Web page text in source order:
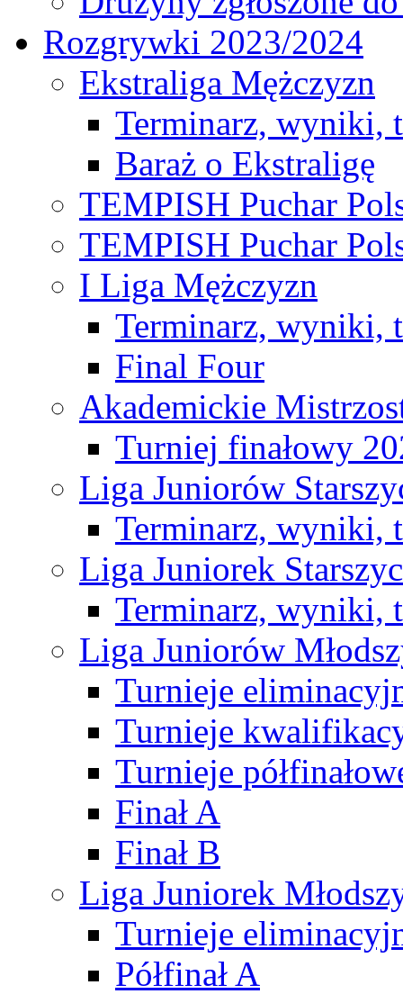
Rozgrywki 2023/2024
Ekstraliga Mężczyzn
Terminarz, wyniki,
Baraż o Ekstraligę
TEMPISH Puchar
TEMPISH Puchar
I Liga Mężczyzn
Terminarz, wyniki,
Final Four
Akademickie
Turniej finałowy
Liga Juniorów
Terminarz, wyniki,
Liga Juniorek
Terminarz, wyniki,
Liga Juniorów
Turnieje
Turnieje
Turnieje
Finał A
Finał B
Liga Juniorek
Turnieje
Półfinał A